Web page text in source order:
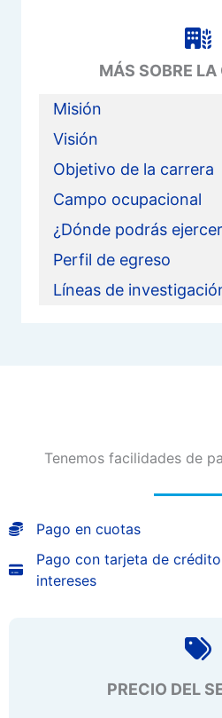
MÁS SOBRE LA
Misión
Visión
Objetivo de la carrera
Campo ocupacional
¿Dónde podrás
Perfil de egreso
Líneas de
Tenemos facilidades de
Pago en cuotas
Pago con tarjeta de
intereses
PRECIO DEL